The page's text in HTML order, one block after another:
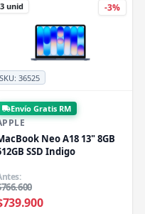
-3%
SKU:36525
3 unid
Envío Gratis RM
Neo A18 13" 8GB
SSD Indigo